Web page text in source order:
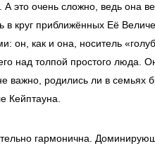
А это очень сложно, ведь она
в круг приближённых Её
он, как и она, носитель
над толпой простого люда.
важно, родились ли в семьях
Кейптауна.
гармонична.